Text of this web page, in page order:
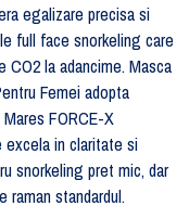
egalizare precisa si
full face snorkeling care
la adancime. Masca
Femei adopta
FORCE-X
excela in claritate si
snorkeling pret mic, dar
raman standardul.